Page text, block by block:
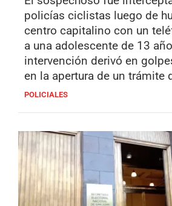
policías ciclistas luego de
centro capitalino con un
a una adolescente de 13
intervención derivó en
en la apertura de un trámite
POLICIALES